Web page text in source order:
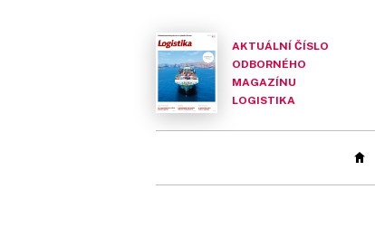
AKTUÁLNÍ ČÍSLO
ODBORNÉHO
MAGAZÍNU
LOGISTIKA